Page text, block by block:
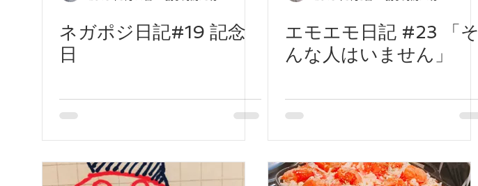
ネガポジ日記#19 記念
日
エモエモ日記 #23 「そ
んな人はいません」